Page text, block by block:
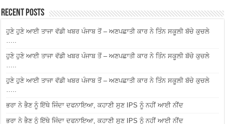
Recent Posts
ਹੁਣੇ ਹੁਣੇ ਆਈ ਤਾਜਾ ਵੱਡੀ ਖਬਰ ਪੰਜਾਬ ਤੋਂ – ਅਣਪਛਾਤੀ ਕਾਰ ਨੇ ਤਿੰਨ ਸਕੂਲੀ ਬੱਚੇ ਕੁਚਲੇ
…..
ਹੁਣੇ ਹੁਣੇ ਆਈ ਤਾਜਾ ਵੱਡੀ ਖਬਰ ਪੰਜਾਬ ਤੋਂ – ਅਣਪਛਾਤੀ ਕਾਰ ਨੇ ਤਿੰਨ ਸਕੂਲੀ ਬੱਚੇ ਕੁਚਲੇ
…..
ਹੁਣੇ ਹੁਣੇ ਆਈ ਤਾਜਾ ਵੱਡੀ ਖਬਰ ਪੰਜਾਬ ਤੋਂ – ਅਣਪਛਾਤੀ ਕਾਰ ਨੇ ਤਿੰਨ ਸਕੂਲੀ ਬੱਚੇ ਕੁਚਲੇ
…..
ਭਰਾ ਨੇ ਭੈਣ ਨੂੰ ਇੱਥੇ ਜਿੰਦਾ ਦਫਨਾਇਆ, ਕਹਾਣੀ ਸੁਣ IPS ਨੂੰ ਨਹੀਂ ਆਈ ਨੀਂਦ
ਭਰਾ ਨੇ ਭੈਣ ਨੂੰ ਇੱਥੇ ਜਿੰਦਾ ਦਫਨਾਇਆ, ਕਹਾਣੀ ਸੁਣ IPS ਨੂੰ ਨਹੀਂ ਆਈ ਨੀਂਦ